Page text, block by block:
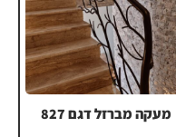
מעקה מברזל דגם 827